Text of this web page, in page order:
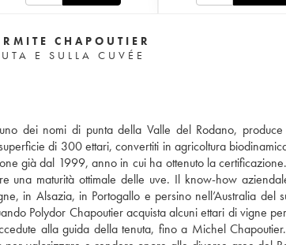
CHAPOUTIER
E SULLA CUVÉE
dei nomi di punta della Valle del Rodano,
di 300 ettari, convertiti in agricoltura
già dal 1999, anno in cui ha ottenuto la
una maturità ottimale delle uve. Il know-how
in Alsazia, in Portogallo e persino nell’Australia
Polydor Chapoutier acquista alcuni ettari di vigne
alla guida della tenuta, fino a Michel